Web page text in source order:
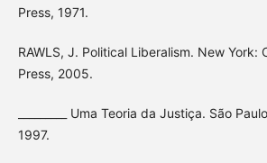
Press, 1971.
RAWLS, J. Political Liberalism. New York:
Press, 2005.
_________ Uma Teoria da Justiça. São
1997.